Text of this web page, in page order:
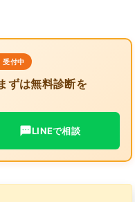
受付中
ずは無料診断を
LINEで相談